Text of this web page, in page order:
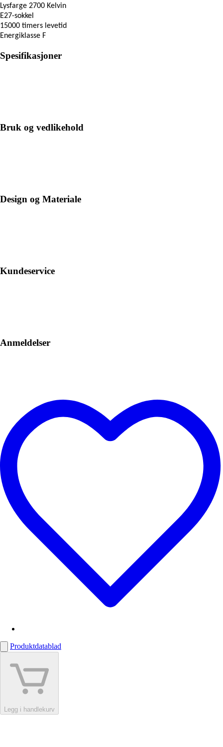
Lysfarge 2700 Kelvin
E27-sokkel
15000 timers levetid
Energiklasse F
Spesifikasjoner
Bruk og vedlikehold
Design og Materiale
Kundeservice
Anmeldelser
Produktdatablad
Legg i handlekurv